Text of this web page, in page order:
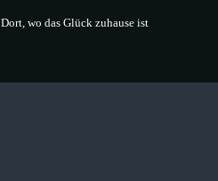
Dort, wo das Glück zuhause ist